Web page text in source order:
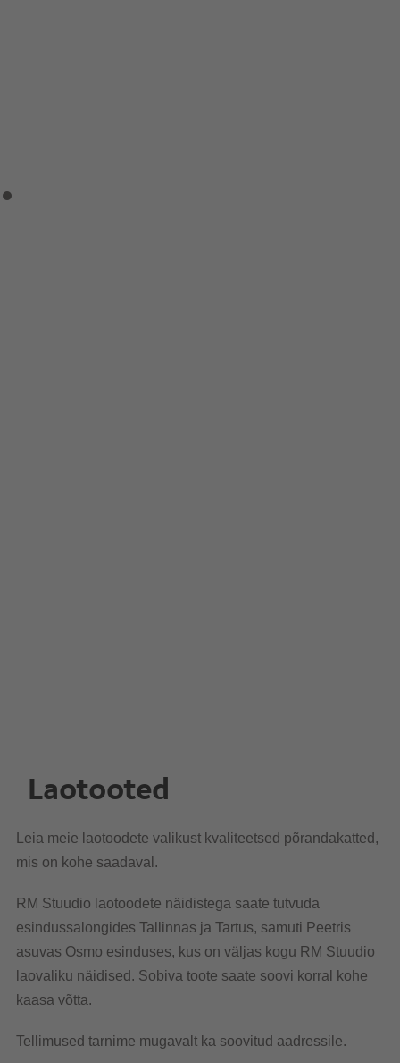
Laotooted
Leia meie laotoodete valikust kvaliteetsed põrandakatted,
mis on kohe saadaval.
RM Stuudio laotoodete näidistega saate tutvuda
esindussalongides Tallinnas ja Tartus, samuti Peetris
asuvas Osmo esinduses, kus on väljas kogu RM Stuudio
laovaliku näidised. Sobiva toote saate soovi korral kohe
kaasa võtta.
Tellimused tarnime mugavalt ka soovitud aadressile.